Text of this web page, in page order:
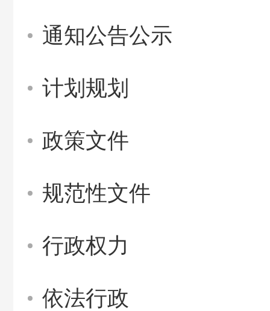
通知公告公示
计划规划
政策文件
规范性文件
行政权力
依法行政